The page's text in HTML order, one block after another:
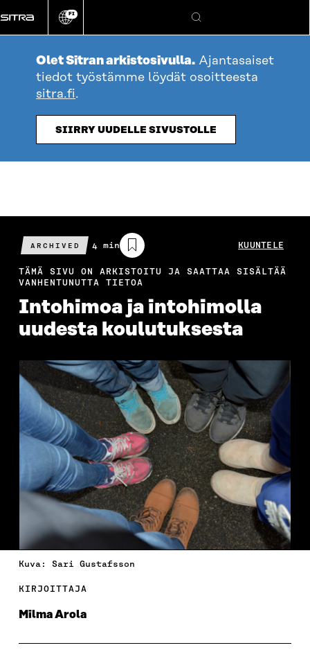
suoraan
sisältöön
Vaihda
kieli
FI
Hae
Olet Sitran arkistosivulla. Ajantasaiset
tiedot työstämme löydät osoitteesta
sitra.fi.
SIIRRY UUDELLE SIVUSTOLLE
ARCHIVED
Arvioitu
lukuaika
4 min KUUNTELE
TÄMÄ SIVU ON ARKISTOITU JA SAATTAA SISÄLTÄÄ
VANHENTUNUTTA TIETOA
Intohimoa ja intohimolla
uudesta koulutuksesta
Kuva: Sari Gustafsson
KIRJOITTAJA
Milma Arola